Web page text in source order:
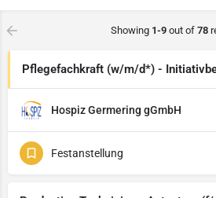
Showing 1-9 out of 78
Pflegefachkraft (w/m/d*) -
Hospiz Germering gGmbH
Festanstellung